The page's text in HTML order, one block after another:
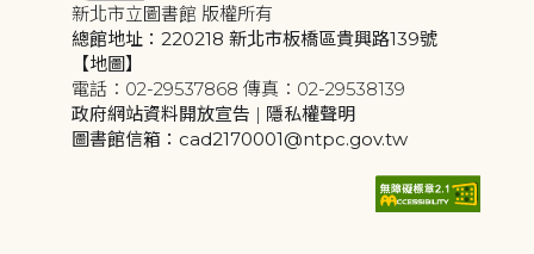
新北市立圖書館 版權所有
總館地址：220218 新北市板橋區貴興路139號
【地圖】
電話：02-29537868 傳真：02-29538139
政府網站資料開放宣告 | 隱私權聲明
圖書館信箱：cad2170001@ntpc.gov.tw